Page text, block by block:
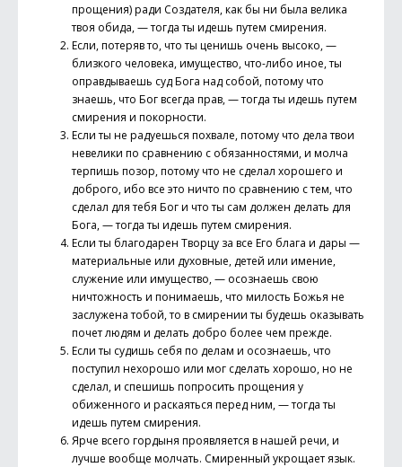
прощения) ради Создателя, как бы ни была велика
твоя обида, — тогда ты идешь путем смирения.
Если, потеряв то, что ты ценишь очень высоко, —
близкого человека, имущество, что-либо иное, ты
оправдываешь суд Бога над собой, потому что
знаешь, что Бог всегда прав, — тогда ты идешь путем
смирения и покорности.
Если ты не радуешься похвале, потому что дела твои
невелики по сравнению с обязанностями, и молча
терпишь позор, потому что не сделал хорошего и
доброго, ибо все это ничто по сравнению с тем, что
сделал для тебя Бог и что ты сам должен делать для
Бога, — тогда ты идешь путем смирения.
Если ты благодарен Творцу за все Его блага и дары —
материальные или духовные, детей или имение,
служение или имущество, — осознаешь свою
ничтожность и понимаешь, что милость Божья не
заслужена тобой, то в смирении ты будешь оказывать
почет людям и делать добро более чем прежде.
Если ты судишь себя по делам и осознаешь, что
поступил нехорошо или мог сделать хорошо, но не
сделал, и спешишь попросить прощения у
обиженного и раскаяться перед ним, — тогда ты
идешь путем смирения.
Ярче всего гордыня проявляется в нашей речи, и
лучше вообще молчать. Смиренный укрощает язык.